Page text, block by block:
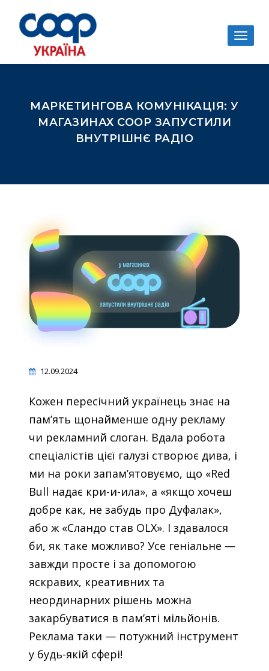
МАРКЕТИНГОВА КОМУНІКАЦІЯ: У
МАГАЗИНАХ COOP ЗАПУСТИЛИ
ВНУТРІШНЄ РАДІО
12.09.2024
Кожен пересічний українець знає на
пам’ять щонайменше одну рекламу
чи рекламний слоган. Вдала робота
спеціалістів цієї галузі створює дива, і
ми на роки запам’ятовуємо, що «Red
Bull надає кри-и-ила», а «якщо хочеш
добре как, не забудь про Дуфалак»,
або ж «Сландо став OLX». І здавалося
би, як таке можливо? Усе геніальне —
завжди просте і за допомогою
яскравих, креативних та
неординарних рішень можна
закарбуватися в пам’яті мільйонів.
Реклама таки — потужний інструмент
у будь-якій сфері!